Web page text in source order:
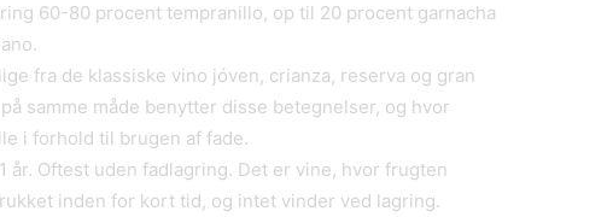
60-80 procent tempranillo, op til 20 procent garnacha
fra de klassiske vino jóven, crianza, reserva og gran
samme måde benytter disse betegnelser, og hvor
i forhold til brugen af fade.
år. Oftest uden fadlagring. Det er vine, hvor frugten
inden for kort tid, og intet vinder ved lagring.